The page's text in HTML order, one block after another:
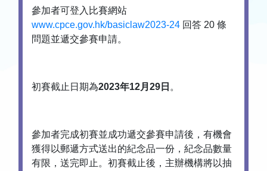
參加者可登入比賽網站
www.cpce.gov.hk/basiclaw2023-24 回答 20 條
問題並遞交參賽申請。
初賽截止日期為2023年12月 29 日 。
參加者完成初賽並成功遞交參賽申請後，有機會
獲得以郵遞方式送出的紀念品一份，紀念品數量
有限，送完即止。初賽截止後，主辦機構將以抽